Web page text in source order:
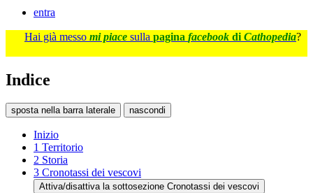
entra
Hai già messo mi piace sulla pagina facebook di Cathopedia?
Indice
sposta nella barra laterale nascondi
Inizio
1 Territorio
2 Storia
3 Cronotassi dei vescovi
Attiva/disattiva la sottosezione Cronotassi dei vescovi